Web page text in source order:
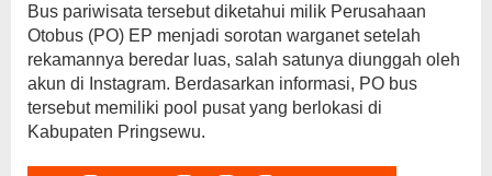
Bus pariwisata tersebut diketahui milik Perusahaan
Otobus (PO) EP menjadi sorotan warganet setelah
rekamannya beredar luas, salah satunya diunggah oleh
akun di Instagram. Berdasarkan informasi, PO bus
tersebut memiliki pool pusat yang berlokasi di
Kabupaten Pringsewu.